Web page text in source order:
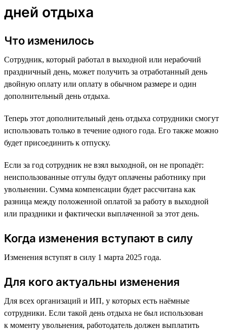
дней отдыха
Что изменилось
Сотрудник, который работал в выходной или нерабочий
праздничный день, может получить за отработанный день
двойную оплату или оплату в обычном размере и один
дополнительный день отдыха.
Теперь этот дополнительный день отдыха сотрудники смогут
использовать только в течение одного года. Его также можно
будет присоединить к отпуску.
Если за год сотрудник не взял выходной, он не пропадёт:
неиспользованные отгулы будут оплачены работнику при
увольнении. Сумма компенсации будет рассчитана как
разница между положенной оплатой за работу в выходной
или праздники и фактически выплаченной за этот день.
Когда изменения вступают в силу
Изменения вступят в силу 1 марта 2025 года.
Для кого актуальны изменения
Для всех организаций и ИП, у которых есть наёмные
сотрудники. Если такой день отдыха не был использован
к моменту увольнения, работодатель должен выплатить